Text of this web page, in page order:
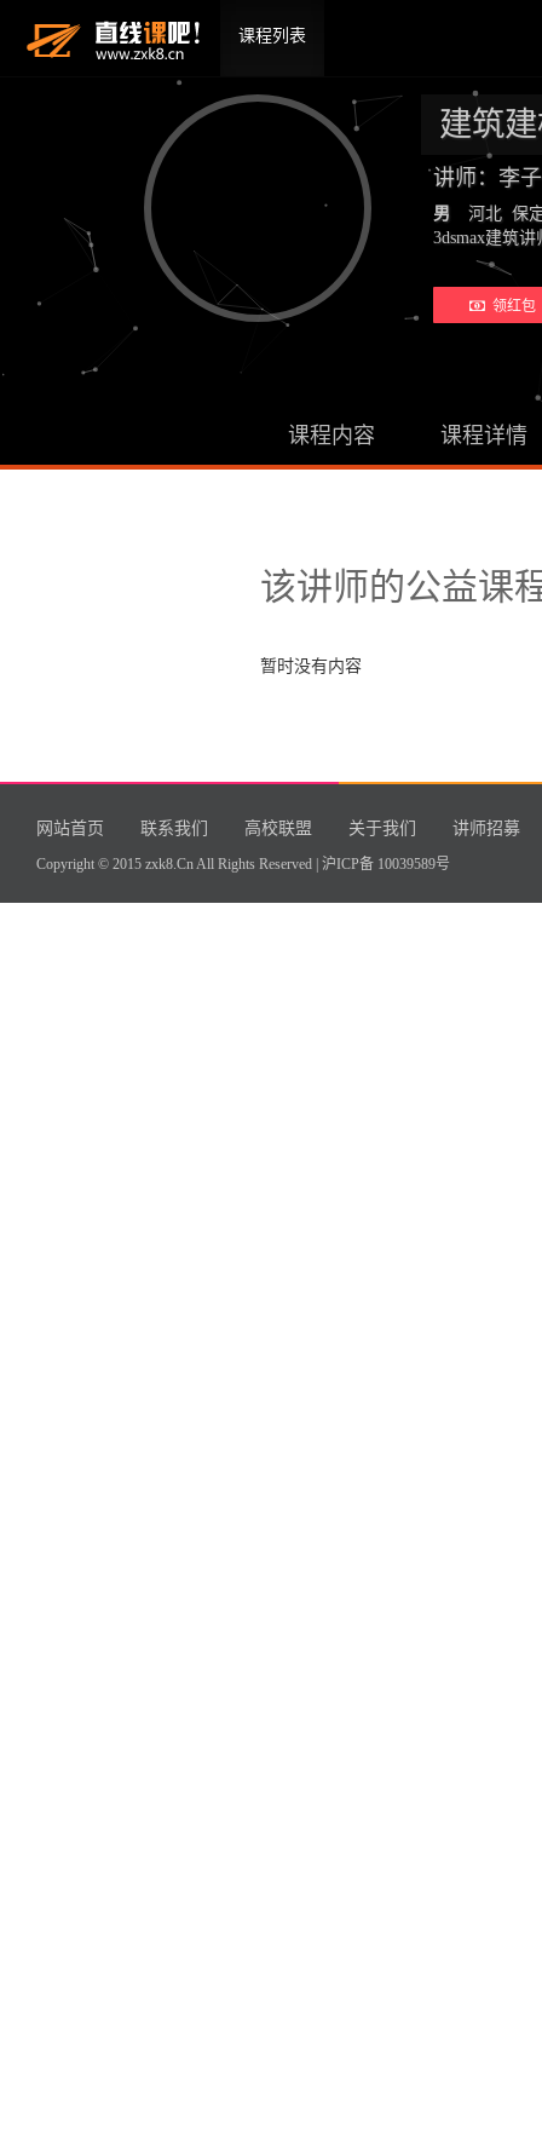
课程列表
建筑
讲师：李
男
河北 保
3dsmax建筑
领红包
课程内容 课程详情
该讲师的公益课
暂时没有内容
网站首页 联系我们 高校联盟 关于我们 讲师招募
Copyright © 2015 zxk8.Cn All Rights Reserved | 沪ICP备 10039589号